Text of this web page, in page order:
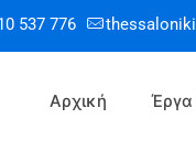
537 776
Αρχική Έργα